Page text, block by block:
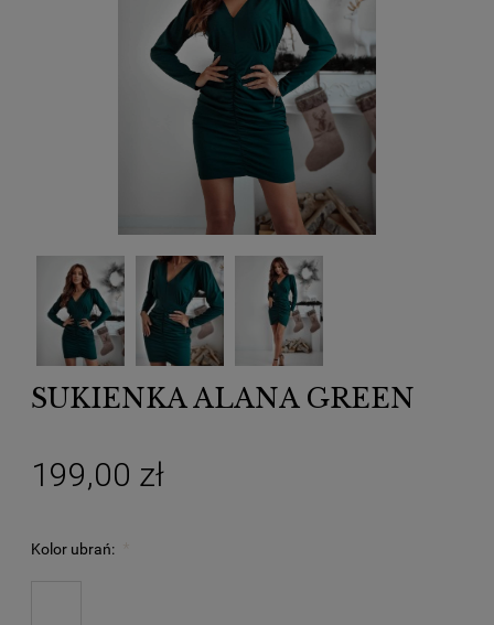
SUKIENKA ALANA GREEN
199,00 zł
Kolor ubrań: